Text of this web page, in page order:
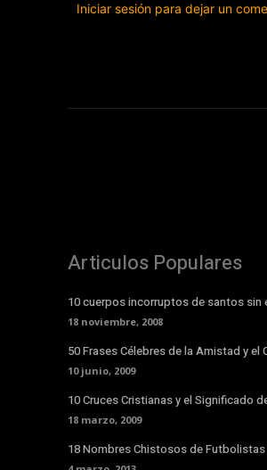
Iniciar sesión para dejar un
Articulos Populares
10 cuerpos incorruptos de santos sin
18 noviembre, 2008
50 Frases Célebres de la Amistad y el
10 junio, 2009
10 Cruces Cristianas y el Significado
18 marzo, 2009
18 Nombres Chistosos de Futbolistas